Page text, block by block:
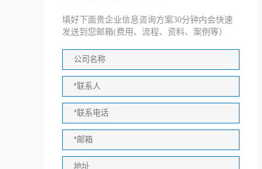
填好下面贵企业信息咨询方案30分钟内会快速
发送到您邮箱(费用、流程、资料、案例等）